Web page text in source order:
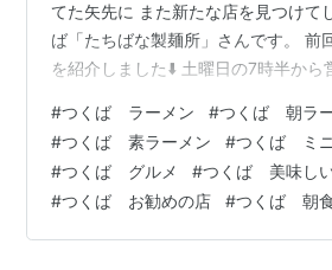
てた矢先に また新たな店を見つけて
ば「たちばな製麺所」さんです。 前
を紹介しました⬇️ 土曜日の7時半から
内に入って直ぐに左手に自販機あり
トを買います。 カウンターに着席。
あります。店内はとっても広いです
のメニューもあります。これ観てか
かも。 かけらぁめんとミニソースカ
#つくば ラーメン #つくば 朝ラ
#つくば 素ラーメン #つくば ミ
#つくば グルメ #つくば 美味し
#つくば お勧めの店 #つくば 朝